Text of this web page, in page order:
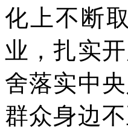
化上不断
业，扎实
舍落实中
群众身边